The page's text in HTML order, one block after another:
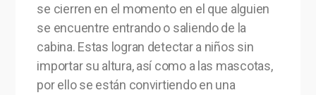
se cierren en el momento en el que alguien
se encuentre entrando o saliendo de la
cabina. Estas logran detectar a niños sin
importar su altura, así como a las mascotas,
por ello se están convirtiendo en una